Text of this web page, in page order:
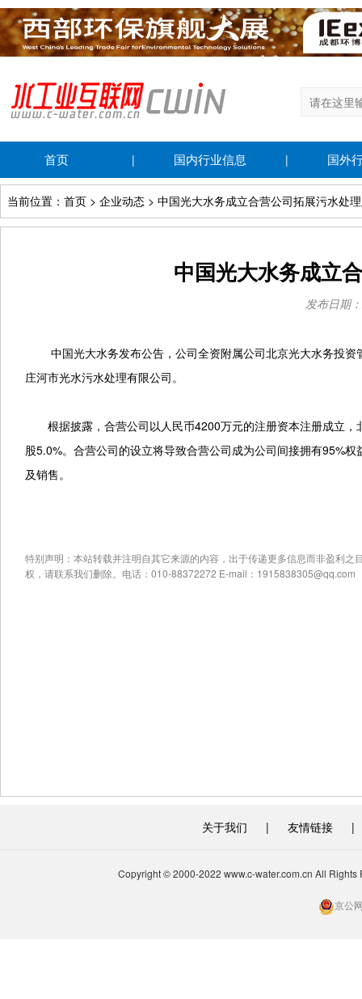
首页 | 国内行业信息 | 国外
当前位置：首页 > 企业动态 > 中国光大水务成立合营公司拓展污水处
中国光大水务成立
发布日期
中国光大水务发布公告，公司全资附属公司北京光大水务投资
庄河市光水污水处理有限公司。
根据披露，合营公司以人民币4200万元的注册资本注册成立，
股5.0%。合营公司的设立将导致合营公司成为公司间接拥有95%
及销售。
特别声明：本站转载并注明自其它来源的内容，出于传递更多信息而非盈利
权，请联系我们删除。电话：010-88372272 E-mail：1915838305@qq.com
关于我们 | 友情链接 |
Copyright © 2000-2022 www.c-water.com.cn All
京公